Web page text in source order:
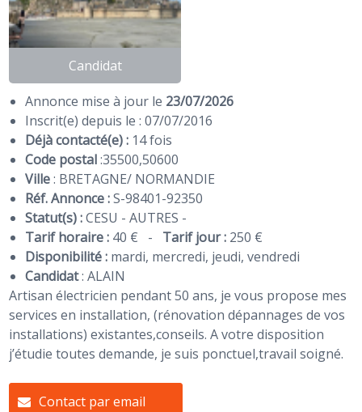
Candidat
Annonce mise à jour le 23/07/2026
Inscrit(e) depuis le : 07/07/2016
Déjà contacté(e) : 14 fois
Code postal:35500,50600
Ville: BRETAGNE/ NORMANDIE
Réf. Annonce :S-98401-92350
Statut(s) :CESU - AUTRES -
Tarif horaire : 40 € - Tarif jour : 250 €
Disponibilité : mardi, mercredi, jeudi, vendredi
Candidat:ALAIN
Artisan électricien pendant 50 ans, je vous propose mes
services en installation, (rénovation dépannages de vos
installations) existantes,conseils. A votre disposition
j’étudie toutes demande, je suis ponctuel,travail soigné.
Contact par email